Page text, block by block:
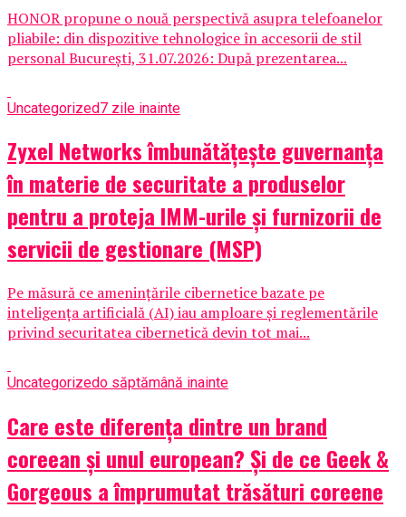
HONOR propune o nouă perspectivă asupra telefoanelor
pliabile: din dispozitive tehnologice în accesorii de stil
personal București, 31.07.2026: După prezentarea...
Uncategorized7 zile inainte
Zyxel Networks îmbunătățește guvernanța
în materie de securitate a produselor
pentru a proteja IMM-urile și furnizorii de
servicii de gestionare (MSP)
Pe măsură ce amenințările cibernetice bazate pe
inteligența artificială (AI) iau amploare și reglementările
privind securitatea cibernetică devin tot mai...
Uncategorizedo săptămână inainte
Care este diferența dintre un brand
coreean și unul european? Și de ce Geek &
Gorgeous a împrumutat trăsături coreene